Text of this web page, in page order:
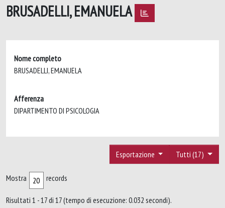
BRUSADELLI, EMANUELA
Nome completo
BRUSADELLI, EMANUELA
Afferenza
DIPARTIMENTO DI PSICOLOGIA
Tutti (17)
Esportazione
Mostra records
Risultati 1 - 17 di 17 (tempo di esecuzione: 0.032 secondi).